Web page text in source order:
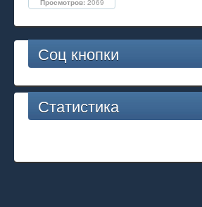
Просмотров:2069
Соц кнопки
Статистика